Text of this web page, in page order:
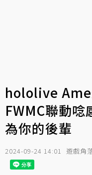
hololive Ame
FWMC聯動
為你的後輩
2024-09-24 14:01 遊戲角